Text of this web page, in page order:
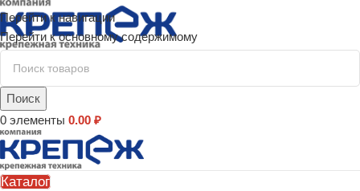
Перейти к навигации
Перейти к основному содержимому
Поиск
0 элементы 0.00 ₽
Каталог